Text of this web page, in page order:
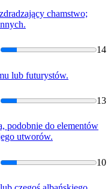
chamstwo;
14
lub futurystów.
13
podobnie do elementów
utworów.
10